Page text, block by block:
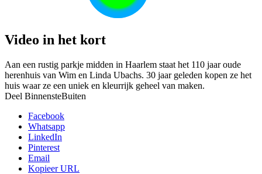
Video in het kort
Aan een rustig parkje midden in Haarlem staat het 110 jaar oude
herenhuis van Wim en Linda Ubachs. 30 jaar geleden kopen ze het
huis waar ze een uniek en kleurrijk geheel van maken.
Deel BinnensteBuiten
Facebook
Whatsapp
LinkedIn
Pinterest
Email
Kopieer URL